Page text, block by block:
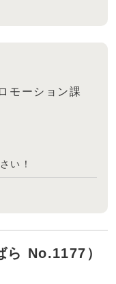
モーション課
い！
ら No.1177）